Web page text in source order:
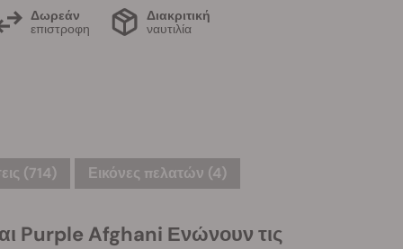
Δωρεάν
επιστροφη
Διακριτική
ναυτιλία
(714) Εικόνες πελατών (4)
Purple Afghani Ενώνουν τις